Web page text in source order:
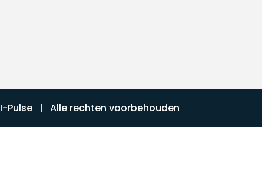
I-Pulse | Alle rechten voorbehouden